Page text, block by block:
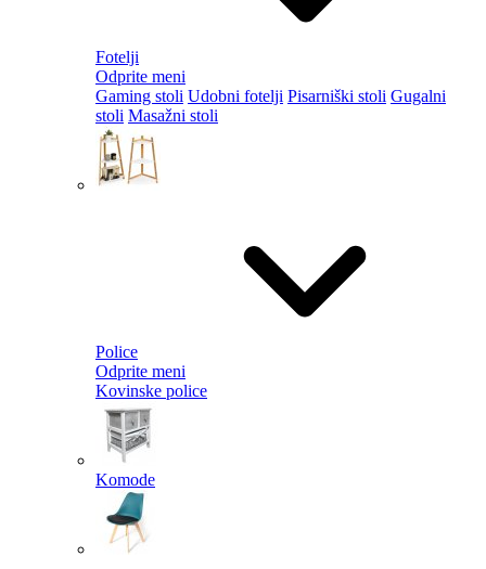
Fotelji
Odprite meni
Gaming stoli Udobni fotelji Pisarniški stoli Gugalni
stoli Masažni stoli
Police
Odprite meni
Kovinske police
Komode